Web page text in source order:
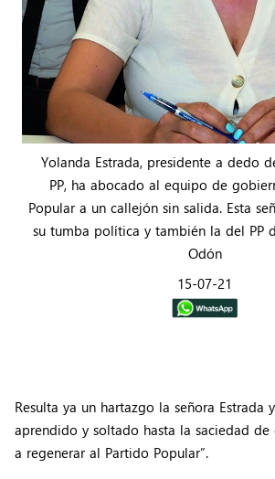
Yolanda Estrada, presidente a dedo
PP, ha abocado al equipo de
Popular a un callejón sin salida. Esta
su tumba política y también la del PP
Odón
15-07-21
Resulta ya un hartazgo la señora Estrada
aprendido y soltado hasta la saciedad de
a regenerar al Partido Popular”.